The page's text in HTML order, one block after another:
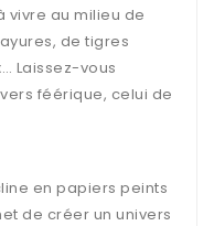
vivre au milieu de
de tigres
Laissez-vous
féérique, celui de
en papiers peints
de créer un univers